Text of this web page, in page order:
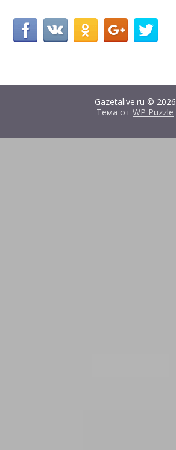
Gazetalive.ru © 2026
Тема от WP Puzzle